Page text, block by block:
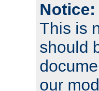
Notice:
This is
should
our